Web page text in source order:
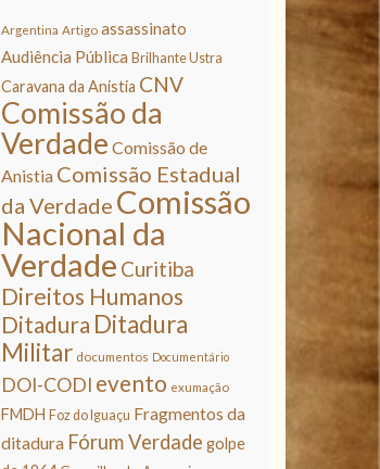
Argentina Artigo assassinato
Audiência Pública Brilhante Ustra
Caravana da Anistia CNV
Comissão da
Verdade Comissão de
Anistia Comissão Estadual
da Verdade Comissão
Nacional da
Verdade Curitiba
Direitos Humanos
Ditadura Ditadura
Militar documentos Documentário
DOI-CODI evento exumação
FMDH Foz do Iguaçu Fragmentos da
ditadura Fórum Verdade golpe